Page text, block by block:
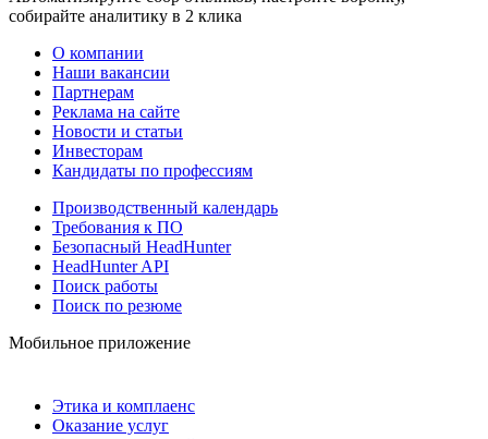
собирайте аналитику в 2 клика
О компании
Наши вакансии
Партнерам
Реклама на сайте
Новости и статьи
Инвесторам
Кандидаты по профессиям
Производственный календарь
Требования к ПО
Безопасный HeadHunter
HeadHunter API
Поиск работы
Поиск по резюме
Мобильное приложение
Этика и комплаенс
Оказание услуг